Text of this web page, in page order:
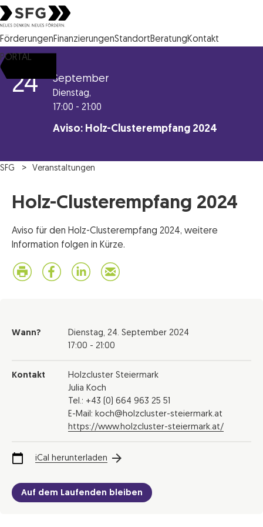
Steirische Wirtschaftsförderungsgesellschaft mbH SFG Logo
FörderungenFinanzierungenStandortBeratungKontakt
PORTAL
24 September
Dienstag,
17:00 - 21:00
Aviso: Holz-Clusterempfang 2024
SFG Veranstaltungen
Holz-Clusterempfang 2024
Aviso für den Holz-Clusterempfang 2024, weitere
Information folgen in Kürze.
Wann? Dienstag, 24. September 2024
17:00 - 21:00
Kontakt
Holzcluster Steiermark
Julia Koch
Tel.: +43 (0) 664 963 25 51
E-Mail: koch@holzcluster-steiermark.at
https://www.holzcluster-steiermark.at/
iCal herunterladen
Auf dem Laufenden bleiben